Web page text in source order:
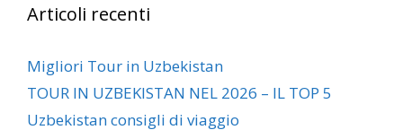
Articoli recenti
Migliori Tour in Uzbekistan
TOUR IN UZBEKISTAN NEL 2026 – IL TOP 5
Uzbekistan consigli di viaggio